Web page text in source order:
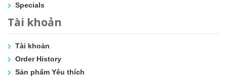
Specials
Tài khoản
Tài khoản
Order History
Sản phẩm Yêu thích